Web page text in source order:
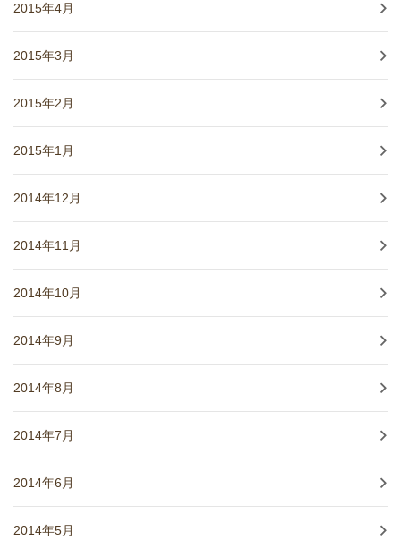
2015年4月
2015年3月
2015年2月
2015年1月
2014年12月
2014年11月
2014年10月
2014年9月
2014年8月
2014年7月
2014年6月
2014年5月